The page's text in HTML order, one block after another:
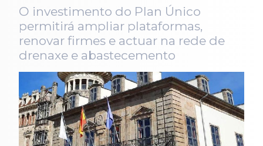
O investimento do Plan Único
permitirá ampliar plataformas,
renovar firmes e actuar na rede de
drenaxe e abastecemento